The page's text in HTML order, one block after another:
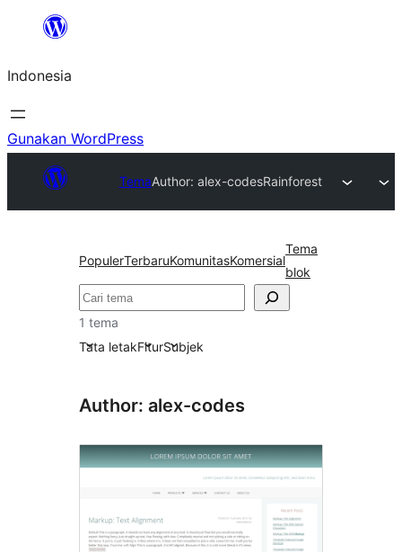
Lewati
konten
Indonesia
Gunakan WordPress
TemaAuthor: alex-codesRainforest
PopulerTerbaruKomunitasKomersial
Tema
blok
Cari
1 tema
Tata letakFiturSubjek
Author: alex-codes